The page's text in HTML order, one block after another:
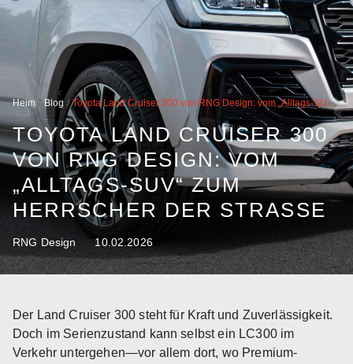
Heim Blog Toyota Land Cruiser 300 von RNG Design: vom „Alltags-SUV“ zum Herrscher der Straße
TOYOTA LAND CRUISER 300
VON RNG DESIGN: VOM
„ALLTAGS-SUV“ ZUM
HERRSCHER DER STRASSE
RNG Design 10.02.2026
Der Land Cruiser 300 steht für Kraft und Zuverlässigkeit.
Doch im Serienzustand kann selbst ein LC300 im
Verkehr untergehen—vor allem dort, wo Premium-